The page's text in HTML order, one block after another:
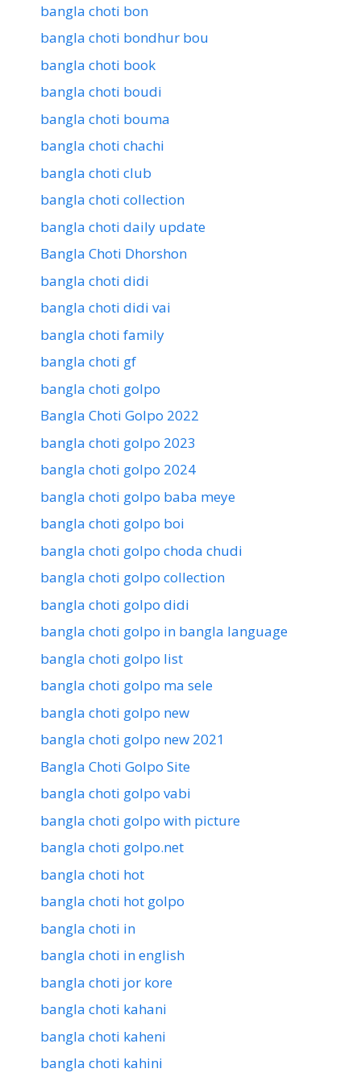
bangla choti bon
bangla choti bondhur bou
bangla choti book
bangla choti boudi
bangla choti bouma
bangla choti chachi
bangla choti club
bangla choti collection
bangla choti daily update
Bangla Choti Dhorshon
bangla choti didi
bangla choti didi vai
bangla choti family
bangla choti gf
bangla choti golpo
Bangla Choti Golpo 2022
bangla choti golpo 2023
bangla choti golpo 2024
bangla choti golpo baba meye
bangla choti golpo boi
bangla choti golpo choda chudi
bangla choti golpo collection
bangla choti golpo didi
bangla choti golpo in bangla language
bangla choti golpo list
bangla choti golpo ma sele
bangla choti golpo new
bangla choti golpo new 2021
Bangla Choti Golpo Site
bangla choti golpo vabi
bangla choti golpo with picture
bangla choti golpo.net
bangla choti hot
bangla choti hot golpo
bangla choti in
bangla choti in english
bangla choti jor kore
bangla choti kahani
bangla choti kaheni
bangla choti kahini